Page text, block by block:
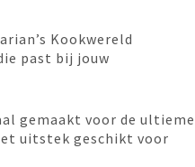
Kookwereld
past bij jouw
gemaakt voor de ultieme
uitstek geschikt voor